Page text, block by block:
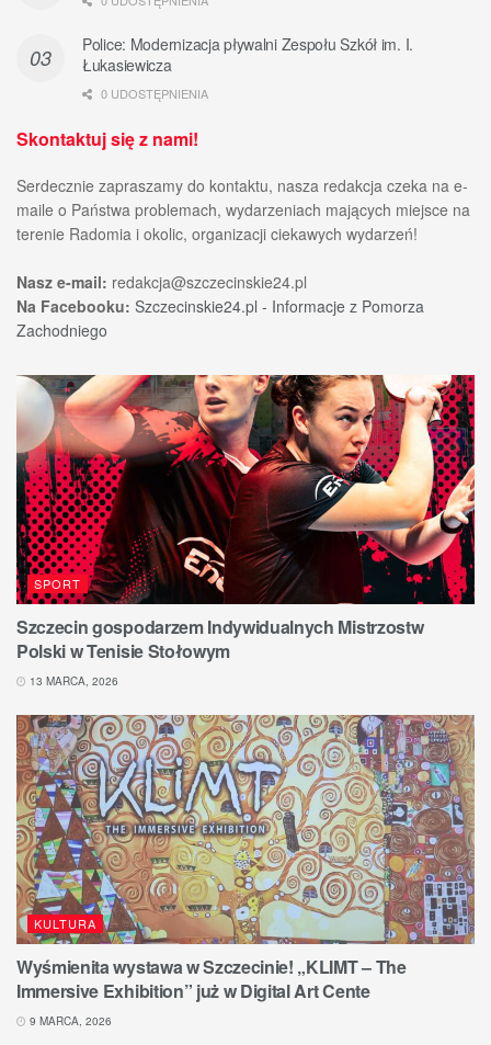
Police: Modernizacja pływalni Zespołu Szkół im. I.
Łukasiewicza
0 UDOSTĘPNIENIA
Skontaktuj się z nami!
Serdecznie zapraszamy do kontaktu, nasza redakcja czeka na e-
maile o Państwa problemach, wydarzeniach mających miejsce na
terenie Radomia i okolic, organizacji ciekawych wydarzeń!
Nasz e-mail: redakcja@szczecinskie24.pl
Na Facebooku: Szczecinskie24.pl - Informacje z Pomorza
Zachodniego
SPORT
Szczecin gospodarzem Indywidualnych Mistrzostw
Polski w Tenisie Stołowym
13 MARCA, 2026
KULTURA
Wyśmienita wystawa w Szczecinie! „KLIMT – The
Immersive Exhibition” już w Digital Art Cente
9 MARCA, 2026